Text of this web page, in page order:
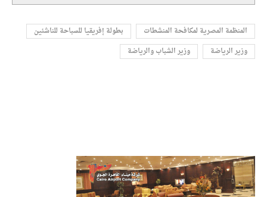
المنظمة المصرية لمكافحة المنشطات
بطولة إفريقيا للسباحة للناشئين
وزير الرياضة
وزير الشباب والرياضة